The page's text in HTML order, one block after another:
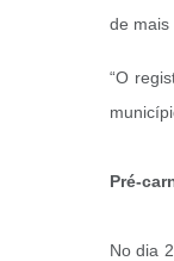
de mais
“O
Pré-
No dia